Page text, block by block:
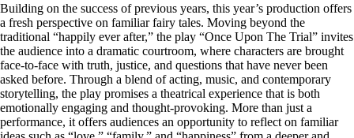
Building on the success of previous years, this year’s production offers
a fresh perspective on familiar fairy tales. Moving beyond the
traditional “happily ever after,” the play “Once Upon The Trial” invites
the audience into a dramatic courtroom, where characters are brought
face-to-face with truth, justice, and questions that have never been
asked before. Through a blend of acting, music, and contemporary
storytelling, the play promises a theatrical experience that is both
emotionally engaging and thought-provoking. More than just a
performance, it offers audiences an opportunity to reflect on familiar